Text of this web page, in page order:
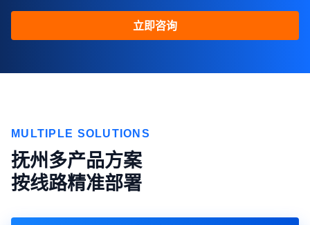
立即咨询
MULTIPLE SOLUTIONS
抚州多产品方案
按线路精准部署